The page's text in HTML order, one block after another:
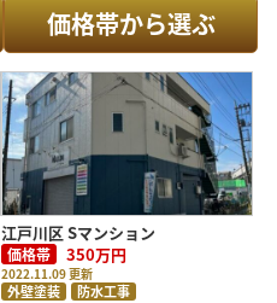
価格帯から選ぶ
江戸川区 Sマンション
価格帯 350万円
2022.11.09 更新
外壁塗装 防水工事